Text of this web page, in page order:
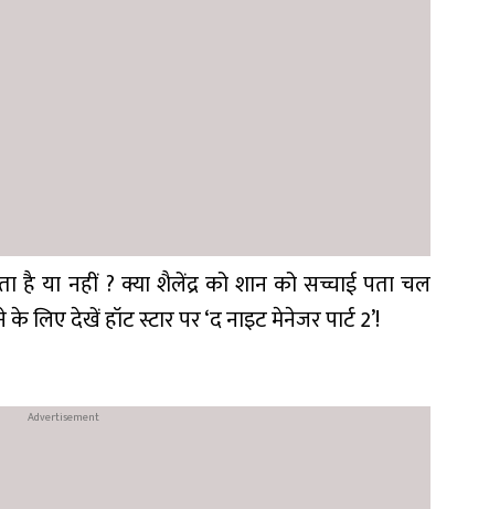
है या नहीं ? क्या शैलेंद्र को शान को सच्चाई पता चल
देखें हॉट स्टार पर ‘द नाइट मेनेजर पार्ट 2’!